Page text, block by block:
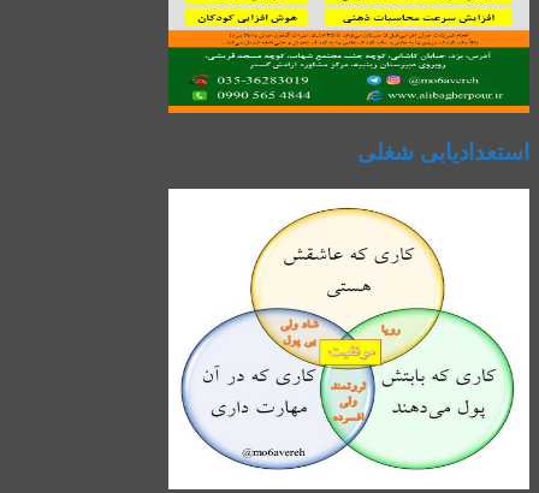
استعدادیابی شغلی